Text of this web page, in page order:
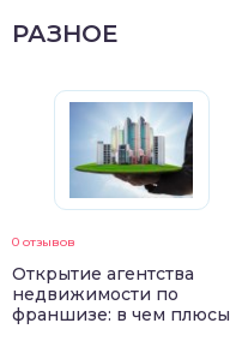
РАЗНОЕ
0 отзывов
Открытие агентства
недвижимости по
франшизе: в чем плюсы